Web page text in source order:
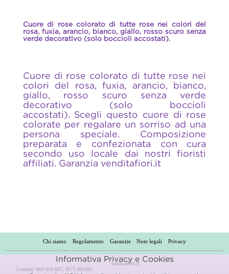
Cuore di rose colorato di tutte rose nei colori del
rosa, fuxia, arancio, bianco, giallo, rosso scuro senza
verde decorativo (solo boccioli accostati).
Cuore di rose colorato di tutte rose nei
colori del rosa, fuxia, arancio, bianco,
giallo, rosso scuro senza verde
decorativo (solo boccioli
accostati). Scegli questo cuore di rose
colorate per regalare un sorriso ad una
persona speciale. Composizione
preparata e confezionata con cura
secondo uso locale dai nostri fioristi
affiliati. Garanzia venditafiori.it
Chi siamo Regolamento Garanzie Note legali Privacy
venditafiori.it
Contatti: 800 618 667, 0171 601460
Informativa Privacy e Cookies